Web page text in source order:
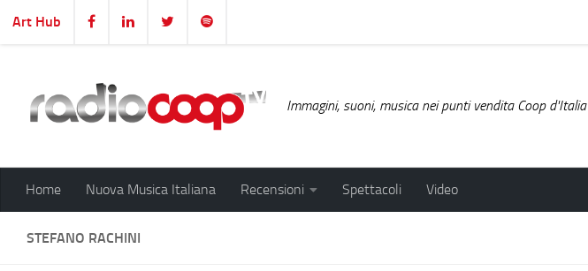
Salta al contenuto
Art Hub
Immagini, suoni, musica nei punti vendita Coop d'Italia
Home Nuova Musica Italiana Recensioni Spettacoli Video
STEFANO RACHINI